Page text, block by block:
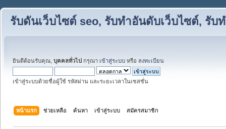
รับดันเว็บไซต์ seo, รับทำอันดับเว็บไซต์, รับ
ยินดีต้อนรับคุณ, บุคคลทั่วไป กรุณา เข้าสู่ระบบ หรือ ลงทะเบียน
เข้าสู่ระบบด้วยชื่อผู้ใช้ รหัสผ่าน และระยะเวลาในเซสชั่น
หน้าแรก ช่วยเหลือ ค้นหา เข้าสู่ระบบ สมัครสมาชิก